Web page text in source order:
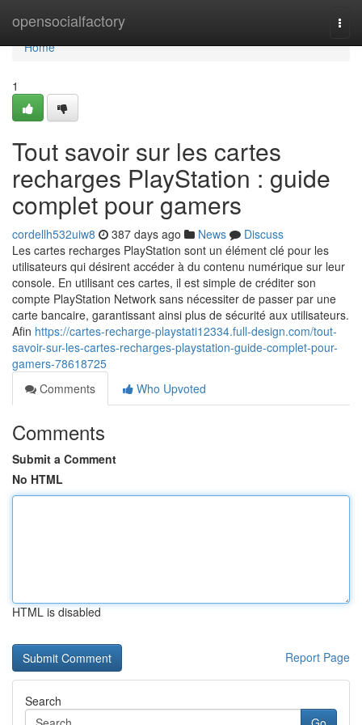
opensocialfactory
Home
Home
1
Tout savoir sur les cartes
recharges PlayStation : guide
complet pour gamers
cordellh532uiw8 387 days ago News
Discuss
Les cartes recharges PlayStation sont un élément clé pour les
utilisateurs qui désirent accéder à du contenu numérique sur leur
console. En utilisant ces cartes, il est simple de créditer son
compte PlayStation Network sans nécessiter de passer par une
carte bancaire, garantissant ainsi plus de sécurité aux utilisateurs.
Afin https://cartes-recharge-playstati12334.full-design.com/tout-
savoir-sur-les-cartes-recharges-playstation-guide-complet-pour-
gamers-78618725
Comments
Who Upvoted
Comments
Submit a Comment
No HTML
HTML is disabled
Report Page
Search